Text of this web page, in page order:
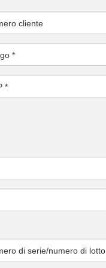
cliente
*
*
di serie/numero di lotto